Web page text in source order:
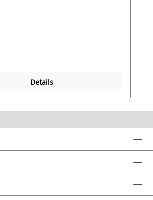
Zerreißfestigkeit aus, sowie ein
und einen
ist für den direkten Kontakt
gem. BgVV XXI (BGA)
Heizöle ist ausgezeichnet. Die
A und ist die marktübliche
für Gummi, zu vergleichen mit
viele Anwendungen die beste
bleibt bei
Druckbelastung formstabil und
ein.
Details